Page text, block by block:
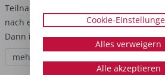
Teilnahme zahlt sich garantiert aus!
nach einer neuen, innovativen
Dann ist antiTOX genau das Richtige
mehr lesen
Cookie-
Alles verweigern
Alle akzeptieren